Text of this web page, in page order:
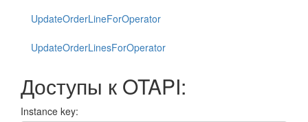
UpdateOrderLineForOperator
UpdateOrderLinesForOperator
Доступы к OTAPI:
Instance key: